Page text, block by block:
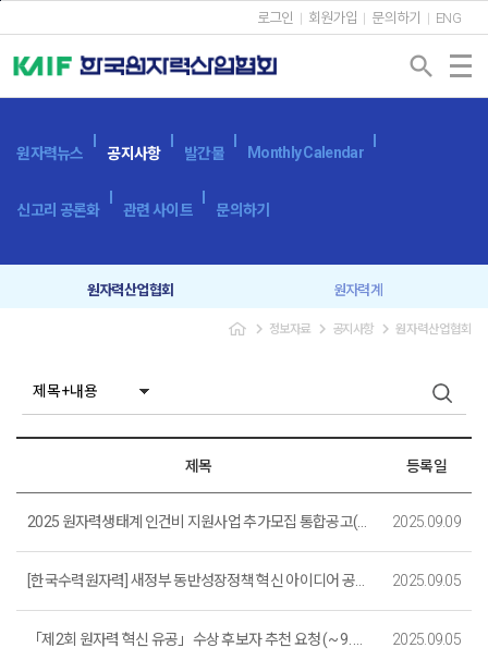
로그인 회원가입 문의하기 ENG
search
원자력뉴스 공지사항 발간물 Monthly Calendar
신고리 공론화 관련 사이트 문의하기
원자력산업협회 원자력계
navigate_next 정보자료 navigate_next 공지사항 navigate_next 원자력산업협회
제목 등록일
2025 원자력생태계 인건비 지원사업 추가모집 통합공고(~ 9. 17. ) 2025.09.09
[한국수력원자력] 새정부 동반성장정책 혁신 아이디어 공모전 1차 심사 결과 안내 2025.09.05
「제2회 원자력 혁신 유공」수상 후보자 추천 요청 (~ 9. 26. 18:00)_신청마감 2025.09.05